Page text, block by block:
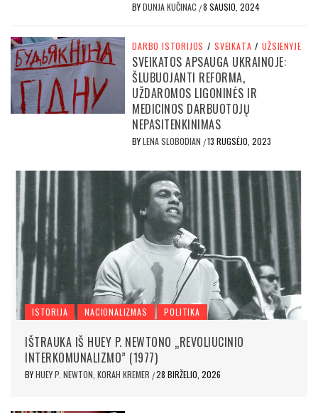
BYDUNJA KUČINAC /8 SAUSIO, 2024
DARBO ISTORIJOS / SVEIKATA / UŽSIENYJE
SVEIKATOS APSAUGA UKRAINOJE:
ŠLUBUOJANTI REFORMA,
UŽDAROMOS LIGONINĖS IR
MEDICINOS DARBUOTOJŲ
NEPASITENKINIMAS
BYLENA SLOBODIAN /13 RUGSĖJO, 2023
ISTORIJA NACIONALIZMAS POLITIKA
IŠTRAUKA IŠ HUEY P. NEWTONO „REVOLIUCINIO
INTERKOMUNALIZMO” (1977)
BYHUEY P. NEWTON, KORAH KREMER /28 BIRŽELIO, 2026